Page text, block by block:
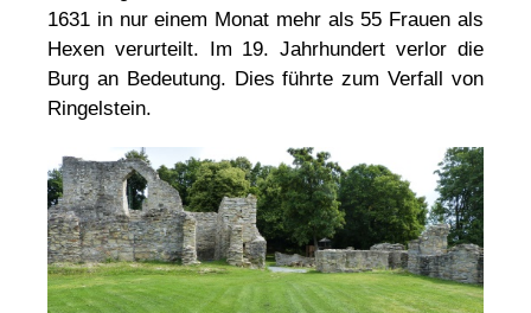
1631 in nur einem Monat mehr als 55 Frauen als
Hexen verurteilt. Im 19. Jahrhundert verlor die
Burg an Bedeutung. Dies führte zum Verfall von
Ringelstein.